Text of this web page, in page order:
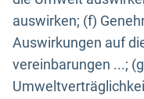
auswirken; (f)
Auswirkungen auf
vereinbarungen ...;